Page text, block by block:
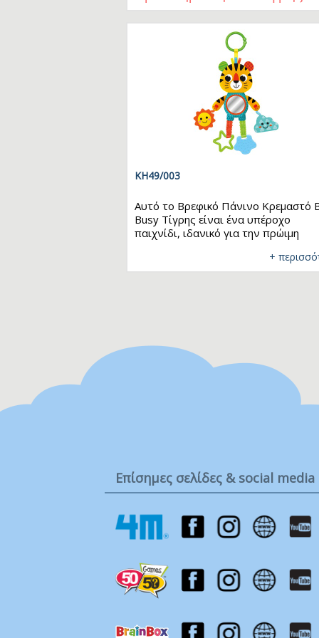
πιάνουν και να τα τσαλακώνουν,
σιλικονούχο οδοντοφυΐας για να το
μασούν και έναν καθρέφτη ασφαλή
μωρά για την ανακάλυψη του
Busy
KH49/003
Αυτό το Βρεφικό Πάνινο Κρεμαστό
Busy Τίγρης είναι ένα υπέροχο
παιχνίδι, ιδανικό για την πρώιμη
διάφορες υφές και τα ελκυστικά
παιχνίδια του, όπως οι ελαστικές
καθρέφτη ασφαλή για μωρά που
στην ανακάλυψη του εαυτού τους. Το
παιχνίδι εξασφαλίζει στα παιδιά μια
+
Επίσημες σελίδες & social media